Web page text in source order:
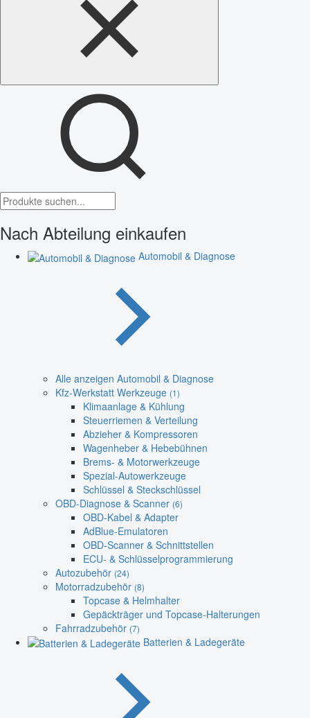
Nach Abteilung einkaufen
Automobil & Diagnose
Alle anzeigen Automobil & Diagnose
Kfz-Werkstatt Werkzeuge (1)
Klimaanlage & Kühlung
Steuerriemen & Verteilung
Abzieher & Kompressoren
Wagenheber & Hebebühnen
Brems- & Motorwerkzeuge
Spezial-Autowerkzeuge
Schlüssel & Steckschlüssel
OBD-Diagnose & Scanner (6)
OBD-Kabel & Adapter
AdBlue-Emulatoren
OBD-Scanner & Schnittstellen
ECU- & Schlüsselprogrammierung
Autozubehör (24)
Motorradzubehör (8)
Topcase & Helmhalter
Gepäckträger und Topcase-Halterungen
Fahrradzubehör (7)
Batterien & Ladegeräte